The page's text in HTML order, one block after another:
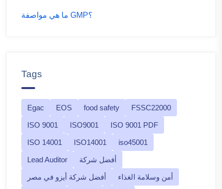
ما هي مواصفة GMP؟
Tags
Egac EOS food safety FSSC22000
ISO 9001 ISO9001 ISO 9001 PDF
ISO 14001 ISO14001 iso45001
Lead Auditor أفضل شركة
أفضل شركة أيزو في مصر أمن وسلامة الغذاء